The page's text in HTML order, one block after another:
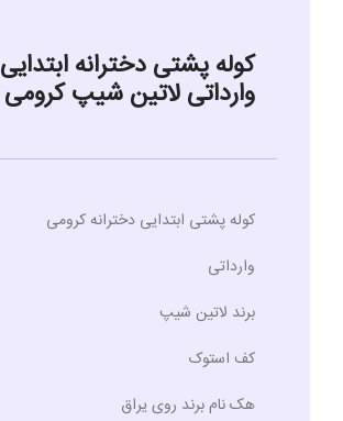
کوله پشتی دخترانه ابتدایی
وارداتی لاتین شیپ کرومی 339
کوله پشتی ابتدایی دخترانه کرومی
وارداتی
برند لاتین شیپ
کف استوک
هک نام برند روی یراق